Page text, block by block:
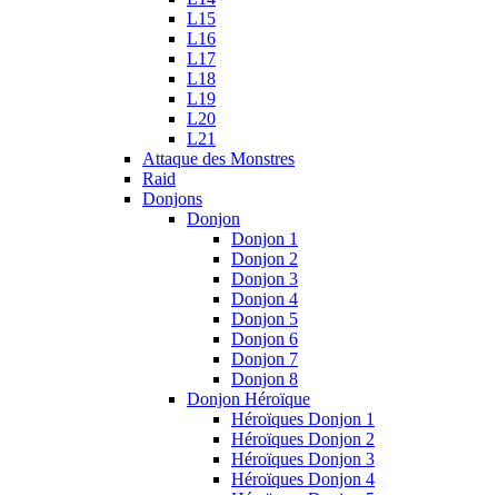
L15
L16
L17
L18
L19
L20
L21
Attaque des Monstres
Raid
Donjons
Donjon
Donjon 1
Donjon 2
Donjon 3
Donjon 4
Donjon 5
Donjon 6
Donjon 7
Donjon 8
Donjon Héroïque
Héroïques Donjon 1
Héroïques Donjon 2
Héroïques Donjon 3
Héroïques Donjon 4